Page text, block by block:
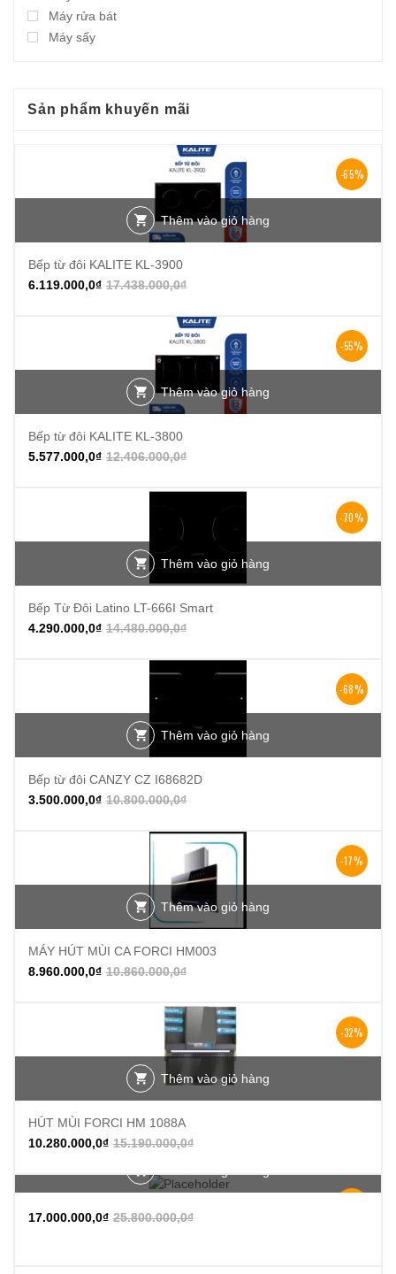
Máy rửa bát
Máy sấy
Sản phẩm khuyến mãi
-65%
Thêm vào giỏ hàng
Bếp từ đôi KALITE KL-3900
17.438.000,0₫
6.119.000,0₫
-55%
Thêm vào giỏ hàng
Bếp từ đôi KALITE KL-3800
12.406.000,0₫
5.577.000,0₫
-70%
Thêm vào giỏ hàng
Bếp Từ Đôi Latino LT-666I Smart
14.480.000,0₫
4.290.000,0₫
-68%
Thêm vào giỏ hàng
Bếp từ đôi CANZY CZ I68682D
10.800.000,0₫
3.500.000,0₫
-17%
Thêm vào giỏ hàng
MÁY HÚT MÙI CA FORCI HM003
10.860.000,0₫
8.960.000,0₫
-32%
Thêm vào giỏ hàng
HÚT MÙI FORCI HM 1088A
15.190.000,0₫
10.280.000,0₫
25.800.000,0₫
17.000.000,0₫